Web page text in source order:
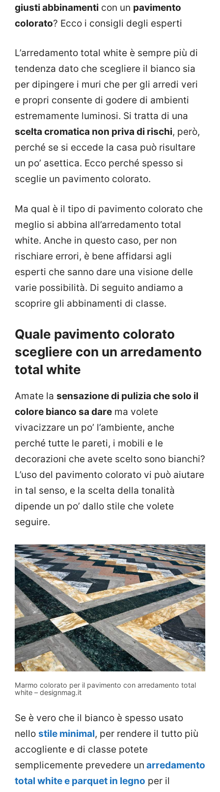
giusti abbinamenti con un pavimento
colorato? Ecco i consigli degli esperti
L’arredamento total white è sempre più di
tendenza dato che scegliere il bianco sia
per dipingere i muri che per gli arredi veri
e propri consente di godere di ambienti
estremamente luminosi. Si tratta di una
scelta cromatica non priva di rischi, però,
perché se si eccede la casa può risultare
un po’ asettica. Ecco perché spesso si
sceglie un pavimento colorato.
Ma qual è il tipo di pavimento colorato che
meglio si abbina all’arredamento total
white. Anche in questo caso, per non
rischiare errori, è bene affidarsi agli
esperti che sanno dare una visione delle
varie possibilità. Di seguito andiamo a
scoprire gli abbinamenti di classe.
Quale pavimento colorato
scegliere con un arredamento
total white
Amate la sensazione di pulizia che solo il
colore bianco sa dare ma volete
vivacizzare un po’ l’ambiente, anche
perché tutte le pareti, i mobili e le
decorazioni che avete scelto sono bianchi?
L’uso del pavimento colorato vi può aiutare
in tal senso, e la scelta della tonalità
dipende un po’ dallo stile che volete
seguire.
Marmo colorato per il pavimento con arredamento total
white – designmag.it
Se è vero che il bianco è spesso usato
nello stile minimal, per rendere il tutto più
accogliente e di classe potete
semplicemente prevedere un arredamento
total white e parquet in legno per il